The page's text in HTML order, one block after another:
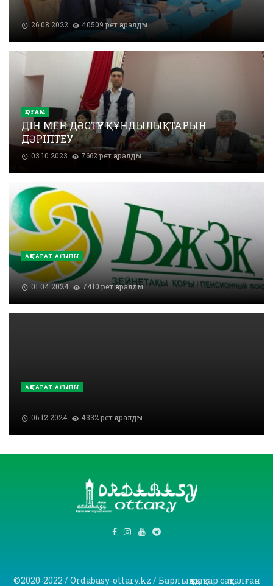
26.08.2022 40509 рет қаралды
ҚОҒАМ
ДІН МЕН ДӘСТҮР ҚҰНДЫЛЫҚТАРЫН
ДӘРІПТЕУ
03.10.2023 7662 рет қаралды
АҚПАРАТ АҒЫНЫ
01.04.2024 7410 рет қаралды
АҚПАРАТ АҒЫНЫ
06.12.2024 4332 рет қаралды
©2020-2022 / Ordabasy-ottary.kz / Барлық құқықтар сақталған